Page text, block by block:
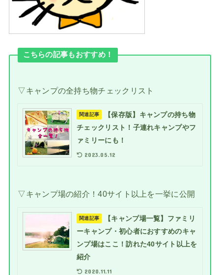
こちらの記事もおすすめ！
▽キャンプの全持ち物チェックリスト
関連記事
【保存版】キャンプの持ち物
チェックリスト！子連れキャンプやフ
ァミリーにも！
2023.05.12
▽キャンプ場の紹介！40サイト以上を一挙に公開
関連記事
【キャンプ場一覧】ファミリ
ーキャンプ・初心者におすすめのキャ
ンプ場はここ！訪れた40サイト以上を
紹介
2020.11.11